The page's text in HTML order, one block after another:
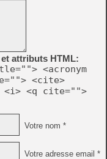
attributs HTML:
<acronym
<cite>
<i> <q cite="">
Votre nom *
Votre adresse email *